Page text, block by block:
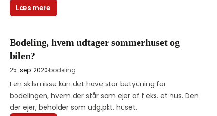
Læs mere
Bodeling, hvem udtager sommerhuset og
bilen?
25. sep. 2020 bodeling
I en skilsmisse kan det have stor betydning for
bodelingen, hvem der står som ejer af f.eks. et hus. Den
der ejer, beholder som udg.pkt. huset.